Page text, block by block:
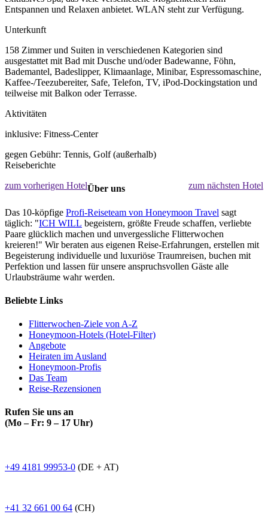
Entspannen und Relaxen anbietet. WLAN steht zur Verfügung.
Unterkunft
158 Zimmer und Suiten in verschiedenen Kategorien sind
ausgestattet mit Bad mit Dusche und/oder Badewanne, Föhn,
Bademantel, Badeslipper, Klimaanlage, Minibar, Espressomaschine,
Kaffee-/Teezubereiter, Safe, Telefon, TV, iPod-Dockingstation und
teilweise mit Balkon oder Terrasse.
Aktivitäten
inklusive: Fitness-Center
gegen Gebühr: Tennis, Golf (außerhalb)
Reiseberichte
zum vorherigen Hotel
zum nächsten Hotel
Über uns
Das 10-köpfige Profi-Reiseteam von Honeymoon Travel sagt
täglich: "ICH WILL begeistern, größte Freude schaffen, verliebte
Paare glücklich machen und unvergessliche Flitterwochen
kreieren!" Wir beraten aus eigenen Reise-Erfahrungen, erstellen mit
Begeisterung individuelle und luxuriöse Traumreisen, buchen mit
Perfektion und lassen für unsere anspruchsvollen Gäste alle
Urlaubsträume wahr werden.
Beliebte Links
Flitterwochen-Ziele von A-Z
Honeymoon-Hotels (Hotel-Filter)
Angebote
Heiraten im Ausland
Honeymoon-Profis
Das Team
Reise-Rezensionen
Rufen Sie uns an
(Mo – Fr: 9 – 17 Uhr)
+49 4181 99953-0 (DE + AT)
+41 32 661 00 64 (CH)